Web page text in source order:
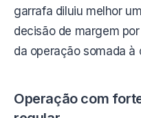
garrafa diluiu melhor
decisão de margem
da operação somada à
Operação com